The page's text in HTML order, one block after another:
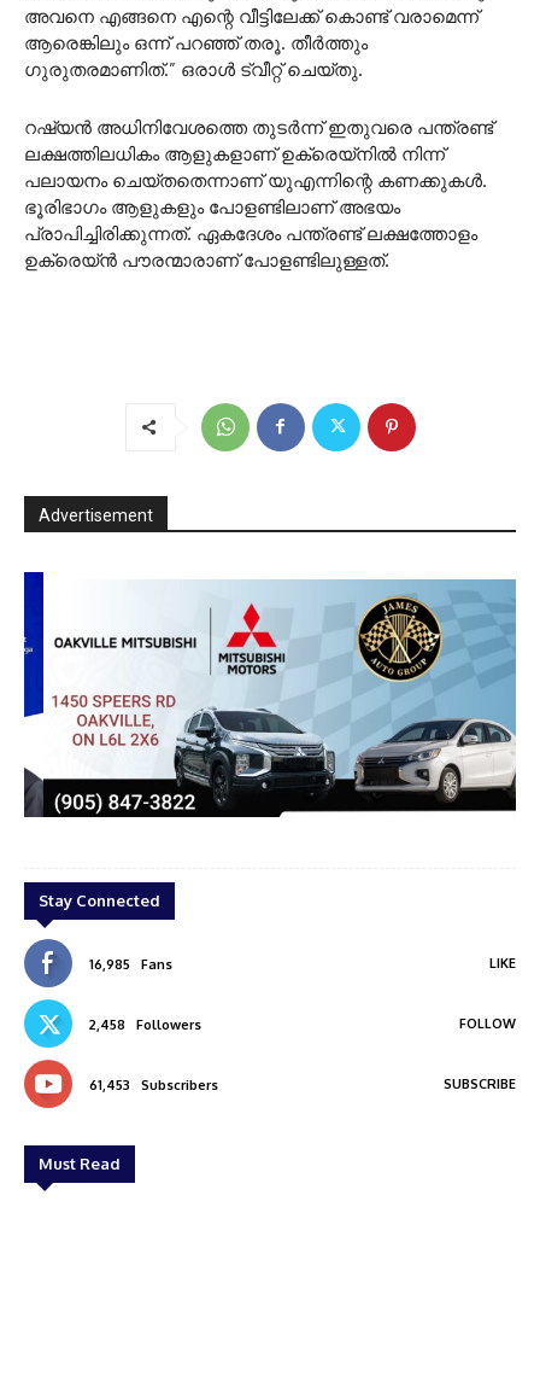
അവനെ എങ്ങനെ എന്റെ വീട്ടിലേക്ക് കൊണ്ട് വരാമെന്ന്
ആരെങ്കിലും ഒന്ന് പറഞ്ഞ് തരൂ. തീര്‍ത്തും
ഗുരുതരമാണിത്.” ഒരാള്‍ ട്വീറ്റ് ചെയ്തു.
റഷ്യന്‍ അധിനിവേശത്തെ തുടര്‍ന്ന് ഇതുവരെ പന്ത്രണ്ട്
ലക്ഷത്തിലധികം ആളുകളാണ് ഉക്രെയ്നില്‍ നിന്ന്
പലായനം ചെയ്തതെന്നാണ് യുഎന്നിന്റെ കണക്കുകള്‍.
ഭൂരിഭാഗം ആളുകളും പോളണ്ടിലാണ് അഭയം
പ്രാപിച്ചിരിക്കുന്നത്. ഏകദേശം പന്ത്രണ്ട് ലക്ഷത്തോളം
ഉക്രെയ്ന്‍ പൗരന്മാരാണ് പോളണ്ടിലുള്ളത്.
Advertisement
Stay Connected
16,985 Fans LIKE
2,458 Followers FOLLOW
61,453 Subscribers SUBSCRIBE
Must Read